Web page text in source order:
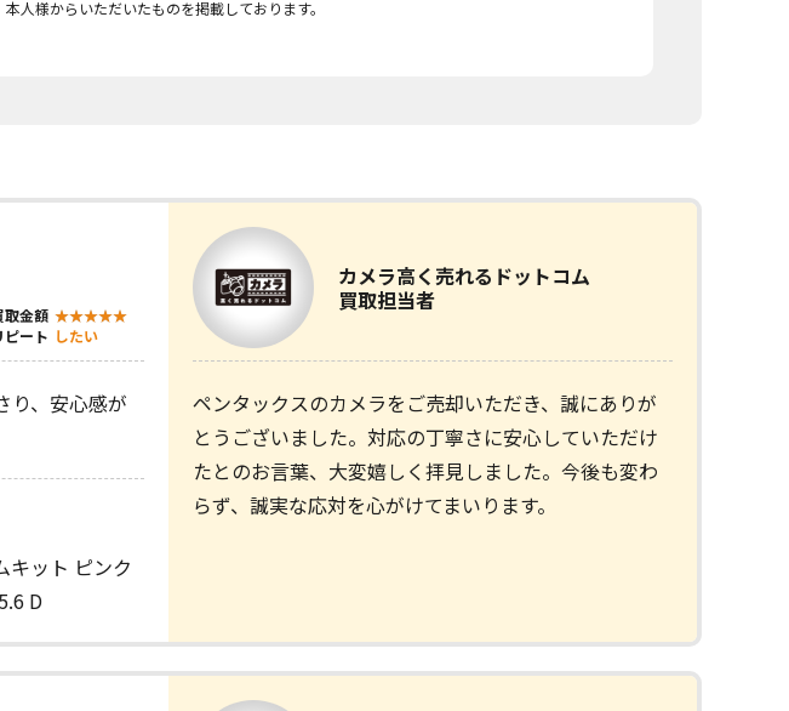
本人様からいただいたものを掲載しております。
取金額
ピート したい
り、安心感が
キット ピンク
D
カメラ高く売れるドットコム
買取担当者
ペンタックスのカメラをご売却いただき、誠にありが
とうございました。対応の丁寧さに安心していただけ
たとのお言葉、大変嬉しく拝見しました。今後も変わ
らず、誠実な応対を心がけてまいります。